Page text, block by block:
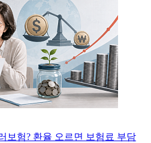
보험? 환율 오르면 보험료 부담